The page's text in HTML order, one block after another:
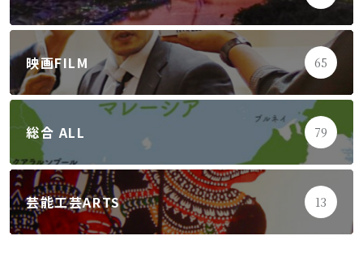
映画FILM 65
総合 ALL 79
芸能工芸ARTS 13